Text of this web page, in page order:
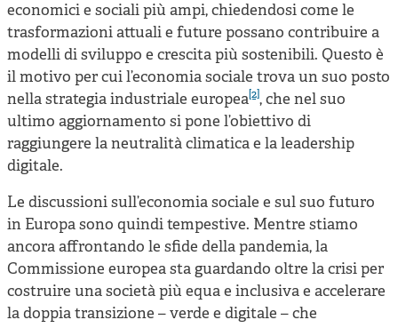
economici e sociali più ampi, chiedendosi come le
trasformazioni attuali e future possano contribuire a
modelli di sviluppo e crescita più sostenibili. Questo è
il motivo per cui l’economia sociale trova un suo posto
nella strategia industriale europea[2], che nel suo
ultimo aggiornamento si pone l’obiettivo di
raggiungere la neutralità climatica e la leadership
digitale.
Le discussioni sull’economia sociale e sul suo futuro
in Europa sono quindi tempestive. Mentre stiamo
ancora affrontando le sfide della pandemia, la
Commissione europea sta guardando oltre la crisi per
costruire una società più equa e inclusiva e accelerare
la doppia transizione – verde e digitale – che